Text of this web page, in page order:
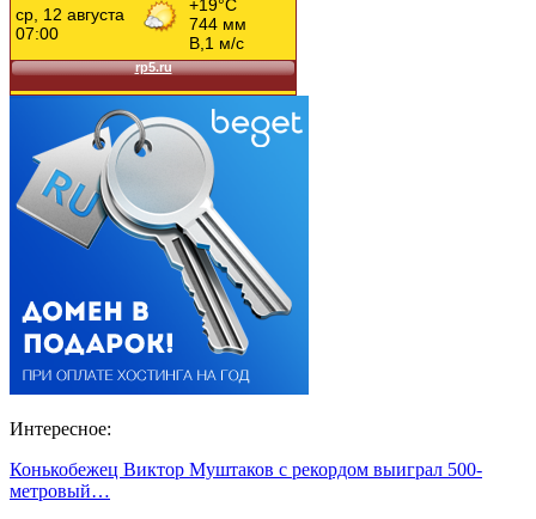
Интересное:
Конькобежец Виктор Муштаков с рекордом выиграл 500-
метровый…